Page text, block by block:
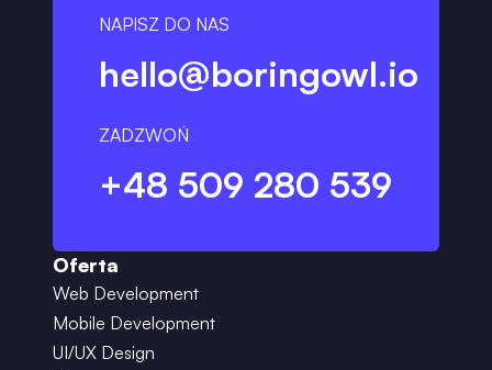
NAPISZ DO NAS
hello@boringowl.io
ZADZWOŃ
+48 509 280 539
Oferta
Web Development
Mobile Development
UI/UX Design